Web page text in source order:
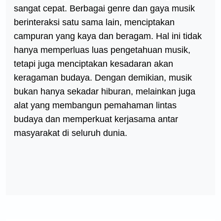
sangat cepat. Berbagai genre dan gaya musik
berinteraksi satu sama lain, menciptakan
campuran yang kaya dan beragam. Hal ini tidak
hanya memperluas luas pengetahuan musik,
tetapi juga menciptakan kesadaran akan
keragaman budaya. Dengan demikian, musik
bukan hanya sekadar hiburan, melainkan juga
alat yang membangun pemahaman lintas
budaya dan memperkuat kerjasama antar
masyarakat di seluruh dunia.